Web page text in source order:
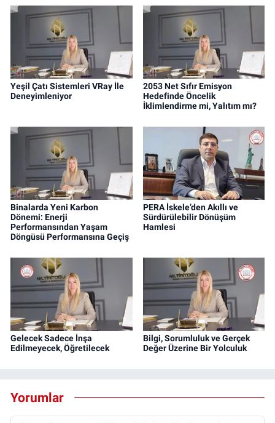
Yeşil Çatı Sistemleri VRay İle
Deneyimleniyor
2053 Net Sıfır Emisyon
Hedefinde Öncelik
İklimlendirme mi, Yalıtım mı?
Binalarda Yeni Karbon
Dönemi: Enerji
Performansından Yaşam
Döngüsü Performansına Geçiş
PERA İskele’den Akıllı ve
Sürdürülebilir Dönüşüm
Hamlesi
Gelecek Sadece İnşa
Edilmeyecek, Öğretilecek
Bilgi, Sorumluluk ve Gerçek
Değer Üzerine Bir Yolculuk
Yorumlar